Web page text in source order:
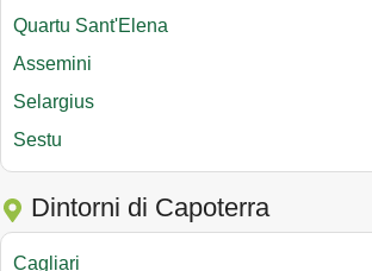
Quartu Sant'Elena
Assemini
Selargius
Sestu
Dintorni di Capoterra
Cagliari